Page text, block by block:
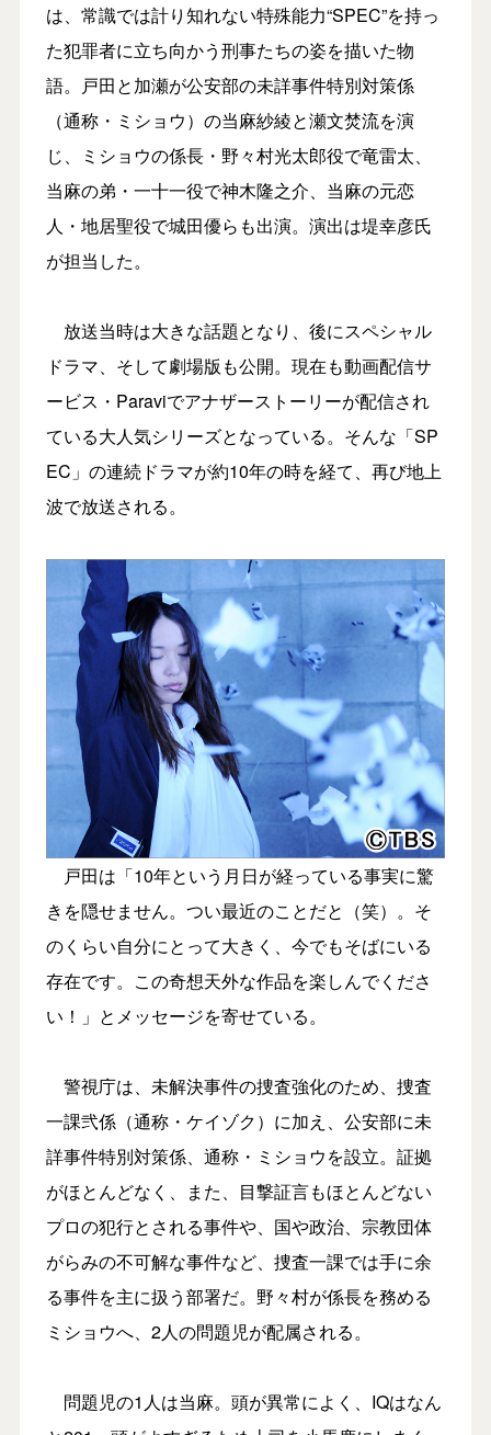
は、常識では計り知れない特殊能力“SPEC”を持っ
た犯罪者に立ち向かう刑事たちの姿を描いた物
語。戸田と加瀬が公安部の未詳事件特別対策係
（通称・ミショウ）の当麻紗綾と瀬文焚流を演
じ、ミショウの係長・野々村光太郎役で竜雷太、
当麻の弟・一十一役で神木隆之介、当麻の元恋
人・地居聖役で城田優らも出演。演出は堤幸彦氏
が担当した。
放送当時は大きな話題となり、後にスペシャル
ドラマ、そして劇場版も公開。現在も動画配信サ
ービス・Paraviでアナザーストーリーが配信され
ている大人気シリーズとなっている。そんな「SP
EC」の連続ドラマが約10年の時を経て、再び地上
波で放送される。
戸田は「10年という月日が経っている事実に驚
きを隠せません。つい最近のことだと（笑）。そ
のくらい自分にとって大きく、今でもそばにいる
存在です。この奇想天外な作品を楽しんでくださ
い！」とメッセージを寄せている。
警視庁は、未解決事件の捜査強化のため、捜査
一課弐係（通称・ケイゾク）に加え、公安部に未
詳事件特別対策係、通称・ミショウを設立。証拠
がほとんどなく、また、目撃証言もほとんどない
プロの犯行とされる事件や、国や政治、宗教団体
がらみの不可解な事件など、捜査一課では手に余
る事件を主に扱う部署だ。野々村が係長を務める
ミショウへ、2人の問題児が配属される。
問題児の1人は当麻。頭が異常によく、IQはなん